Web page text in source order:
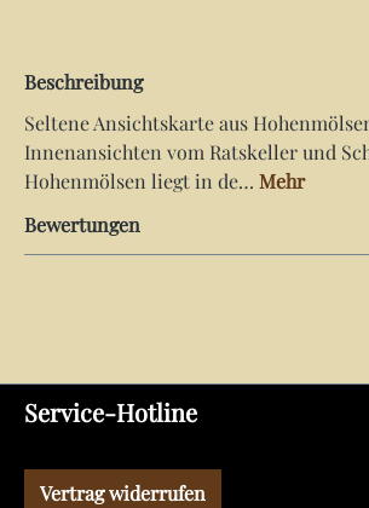
Beschreibung
Seltene Ansichtskarte aus
Innenansichten vom Ratskeller und
Hohenmölsen liegt in de… Mehr
Bewertungen
Service-Hotline
Vertrag widerrufen